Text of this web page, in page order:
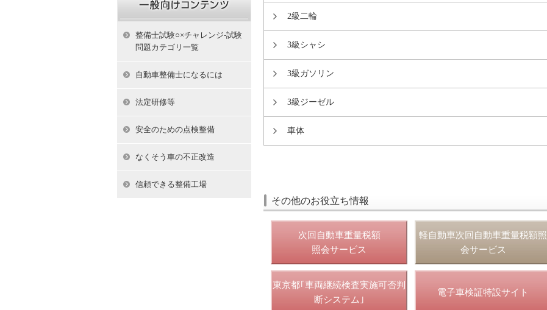
2級二輪
3級シャシ
3級ガソリン
3級ジーゼル
車体
その他のお役立ち情報
次回自動車重量税額
照会サービス
軽自動車次回自動車重量税額照
会サービス
東京都｢車両継続検査実施可否判
断システム｣
電子車検証特設サイト
整備士試験○×チャレンジ-試験
問題カテゴリ一覧
自動車整備士になるには
法定研修等
安全のための点検整備
なくそう車の不正改造
信頼できる整備工場